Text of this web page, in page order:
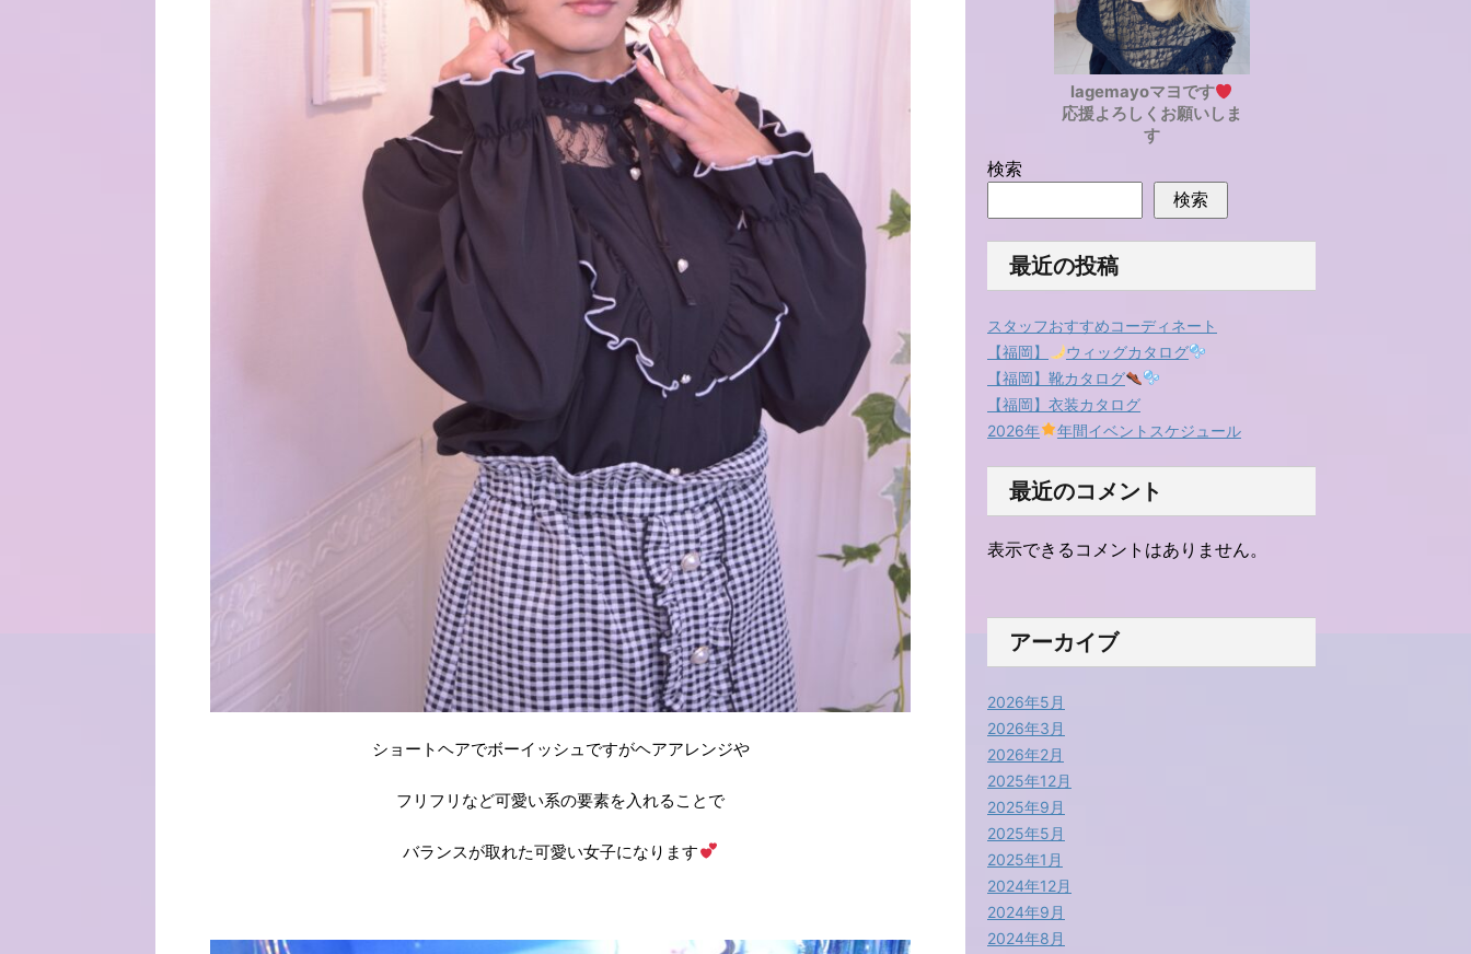
ショートヘアでボーイッシュですがヘアアレンジや
フリフリなど可愛い系の要素を入れることで
バランスが取れた可愛い女子になります
lagemayoマヨです
応援よろしくお願いしま
す
検索
検索
最近の投稿
スタッフおすすめコーディネート
【福岡】
ウィッグカタログ
【福岡】靴カタログ
【福岡】衣装カタログ
2026年
年間イベントスケジュール
最近のコメント
表示できるコメントはありません。
アーカイブ
2026年5月
2026年3月
2026年2月
2025年12月
2025年9月
2025年5月
2025年1月
2024年12月
2024年9月
2024年8月